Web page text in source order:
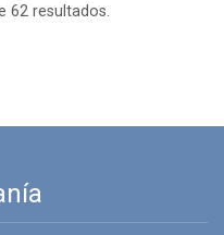
62 resultados.